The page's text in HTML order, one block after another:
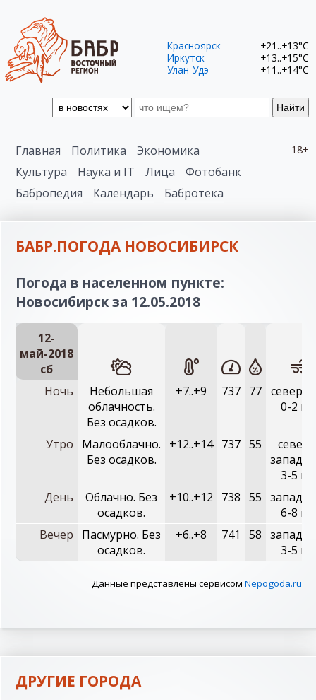
Найти
Красноярск
+21..+13°C
Иркутск
+13..+15°C
Улан-Удэ
+11..+14°C
18+
Главная Политика
Экономика
Культура
Наука и IT Лица
Фотобанк
Бабропедия
Календарь Бабротека
БАБР.ПОГОДА НОВОСИБИРСК
Погода в населенном пункте:
Новосибирск за 12.05.2018
12-
май-2018
сб
Ночь
Небольшая
облачность.
Без осадков.
+7..+9 737 77
0-2 м/
Утро
Малооблачно.
Без осадков.
+12..+14 737 55
3-5 м/
День
Облачно. Без
осадков.
+10..+12 738 55
6-8 м/
Вечер
Пасмурно. Без
осадков.
+6..+8 741 58
3-5 м/
Данные представлены сервисом Nepogoda.ru
ДРУГИЕ ГОРОДА